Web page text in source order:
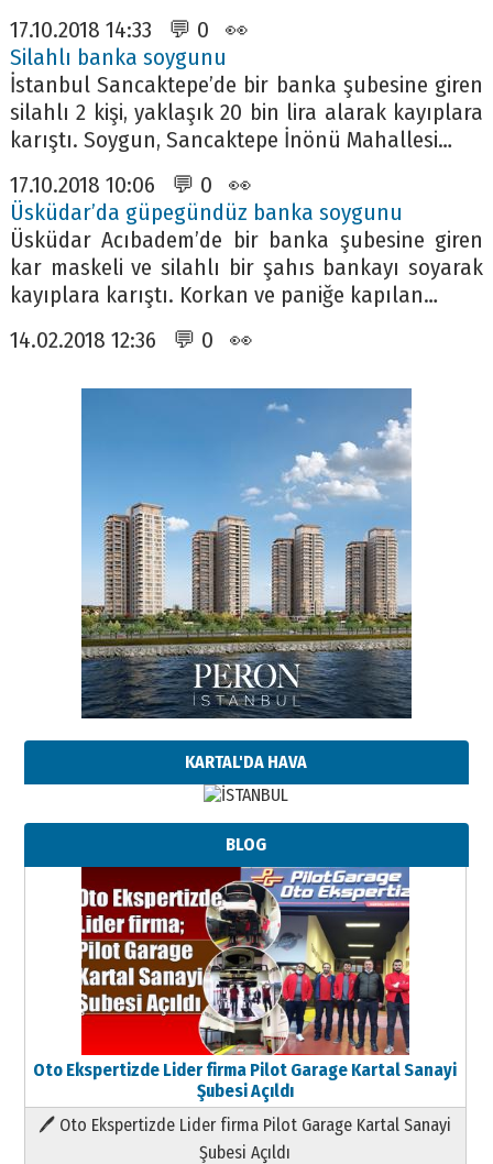
17.10.2018 14:33 💬 0 👀
Silahlı banka soygunu
İstanbul Sancaktepe’de bir banka şubesine giren
silahlı 2 kişi, yaklaşık 20 bin lira alarak kayıplara
karıştı. Soygun, Sancaktepe İnönü Mahallesi…
17.10.2018 10:06 💬 0 👀
Üsküdar’da güpegündüz banka soygunu
Üsküdar Acıbadem’de bir banka şubesine giren
kar maskeli ve silahlı bir şahıs bankayı soyarak
kayıplara karıştı. Korkan ve paniğe kapılan…
14.02.2018 12:36 💬 0 👀
KARTAL'DA HAVA
BLOG
Oto Ekspertizde Lider firma Pilot Garage Kartal Sanayi
Şubesi Açıldı
🖊 Oto Ekspertizde Lider firma Pilot Garage Kartal Sanayi
Şubesi Açıldı